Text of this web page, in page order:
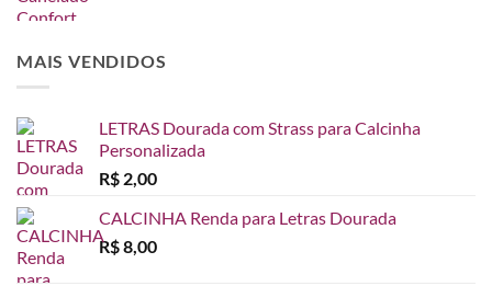
MAIS VENDIDOS
LETRAS Dourada com Strass para Calcinha
Personalizada
R$ 2,00
CALCINHA Renda para Letras Dourada
R$8,00